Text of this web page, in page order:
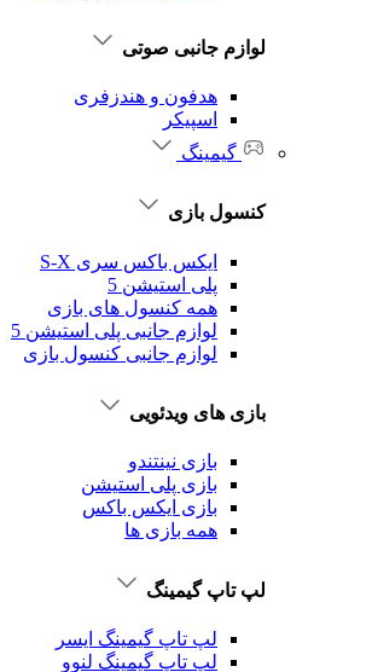
لوازم جانبی صوتی
هدفون و هندزفری
اسپیکر
گیمینگ
کنسول بازی
ایکس باکس سری S-X
پلی استیشن 5
همه کنسول های بازی
لوازم جانبی پلی استیشن 5
لوازم جانبی کنسول بازی
بازی های ویدئویی
بازی نینتندو
بازی پلی استیشن
بازی ایکس باکس
همه بازی ها
لپ تاپ گیمینگ
لپ تاپ گیمینگ ایسر
لپ تاپ گیمینگ لنوو